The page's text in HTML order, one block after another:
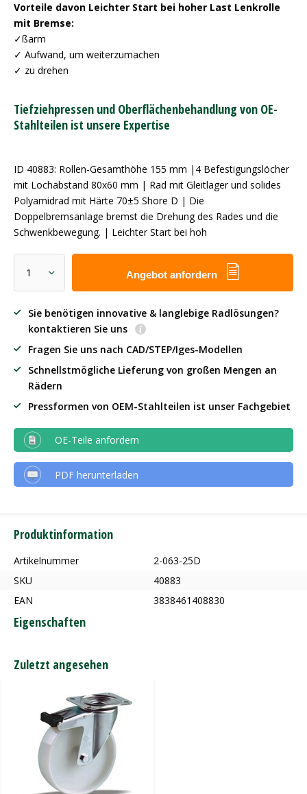
Vorteile davon Leichter Start bei hoher Last Lenkrolle
mit Bremse:
✓ßarm
✓ Aufwand, um weiterzumachen
✓ zu drehen
Tiefziehpressen und Oberflächenbehandlung von OE-
Stahlteilen ist unsere Expertise
ID 40883: Rollen-Gesamthöhe 155 mm |4 Befestigungslöcher
mit Lochabstand 80x60 mm | Rad mit Gleitlager und solides
Polyamidrad mit Härte 70±5 Shore D | Die
Doppelbremsanlage bremst die Drehung des Rades und die
Schwenkbewegung. | Leichter Start bei hoh
Angebot anfordern
Sie benötigen innovative & langlebige Radlösungen?
kontaktieren Sie uns
Fragen Sie uns nach CAD/STEP/Iges-Modellen
Schnellstmögliche Lieferung von großen Mengen an
Rädern
Pressformen von OEM-Stahlteilen ist unser Fachgebiet
OE-Teile anfordern
PDF herunterladen
Produktinformation
Artikelnummer
2-063-25D
SKU
40883
EAN
3838461408830
Eigenschaften
Zuletzt angesehen